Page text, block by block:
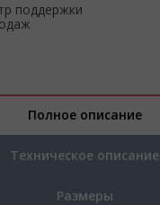
поддержки
Полное описание
Техническое описание
Размеры